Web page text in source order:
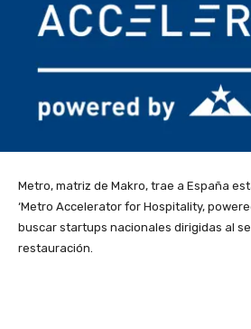
Metro, matriz de Makro, trae a España
‘Metro Accelerator for Hospitality,
buscar startups nacionales dirigidas al
restauración.